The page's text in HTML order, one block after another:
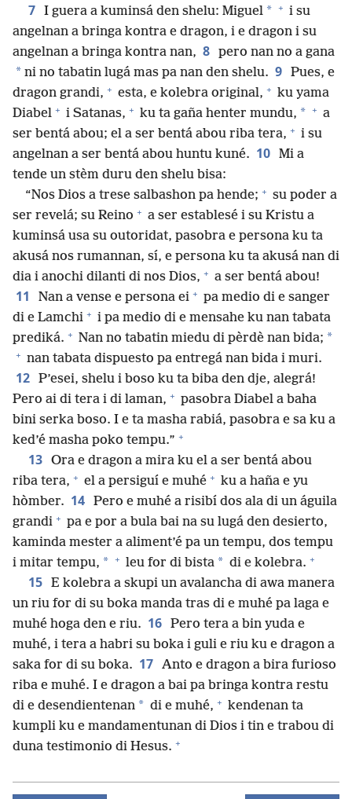
7 I guera a kuminsá den shelu: Miguel * + i su
angelnan a bringa kontra e dragon, i e dragon i su
angelnan a bringa kontra nan, 8 pero nan no a gana
* ni no tabatin lugá mas pa nan den shelu. 9 Pues, e
dragon grandi, + esta, e kolebra original, + ku yama
Diabel + i Satanas, + ku ta gaña henter mundu, * + a
ser bentá abou; el a ser bentá abou riba tera, + i su
angelnan a ser bentá abou huntu kuné. 10 Mi a
tende un stèm duru den shelu bisa:
“Nos Dios a trese salbashon pa hende; + su poder a
ser revelá; su Reino + a ser establesé i su Kristu a
kuminsá usa su outoridat, pasobra e persona ku ta
akusá nos rumannan, sí, e persona ku ta akusá nan di
dia i anochi dilanti di nos Dios, + a ser bentá abou!
11 Nan a vense e persona ei + pa medio di e sanger
di e Lamchi + i pa medio di e mensahe ku nan tabata
prediká. + Nan no tabatin miedu di pèrdè nan bida; *
+ nan tabata dispuesto pa entregá nan bida i muri.
12 P’esei, shelu i boso ku ta biba den dje, alegrá!
Pero ai di tera i di laman, + pasobra Diabel a baha
bini serka boso. I e ta masha rabiá, pasobra e sa ku a
ked’é masha poko tempu.” +
13 Ora e dragon a mira ku el a ser bentá abou
riba tera, + el a persiguí e muhé + ku a haña e yu
hòmber. 14 Pero e muhé a risibí dos ala di un águila
grandi + pa e por a bula bai na su lugá den desierto,
kaminda mester a aliment’é pa un tempu, dos tempu
i mitar tempu, * + leu for di bista * di e kolebra. +
15 E kolebra a skupi un avalancha di awa manera
un riu for di su boka manda tras di e muhé pa laga e
muhé hoga den e riu. 16 Pero tera a bin yuda e
muhé, i tera a habri su boka i guli e riu ku e dragon a
saka for di su boka. 17 Anto e dragon a bira furioso
riba e muhé. I e dragon a bai pa bringa kontra restu
di e desendientenan * di e muhé, + kendenan ta
kumpli ku e mandamentunan di Dios i tin e trabou di
duna testimonio di Hesus. +